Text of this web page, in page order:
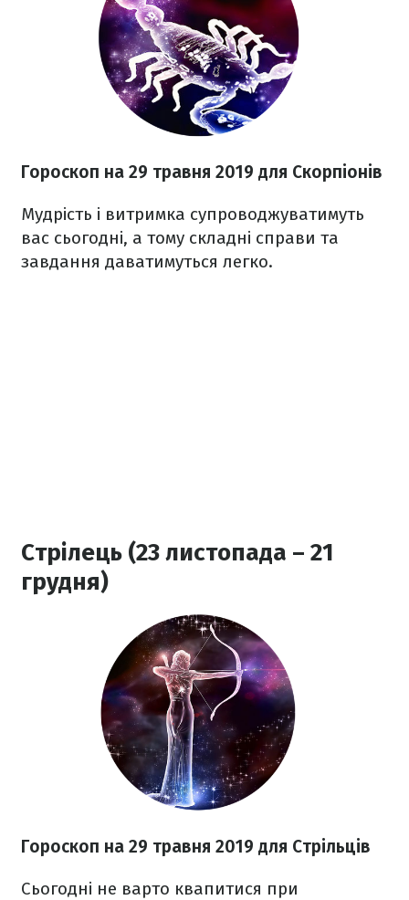
Гороскоп на 29 травня 2019 для Скорпіонів
Мудрість і витримка супроводжуватимуть
вас сьогодні, а тому складні справи та
завдання даватимуться легко.
Стрілець (23 листопада – 21
грудня)
Гороскоп на 29 травня 2019 для Стрільців
Сьогодні не варто квапитися при